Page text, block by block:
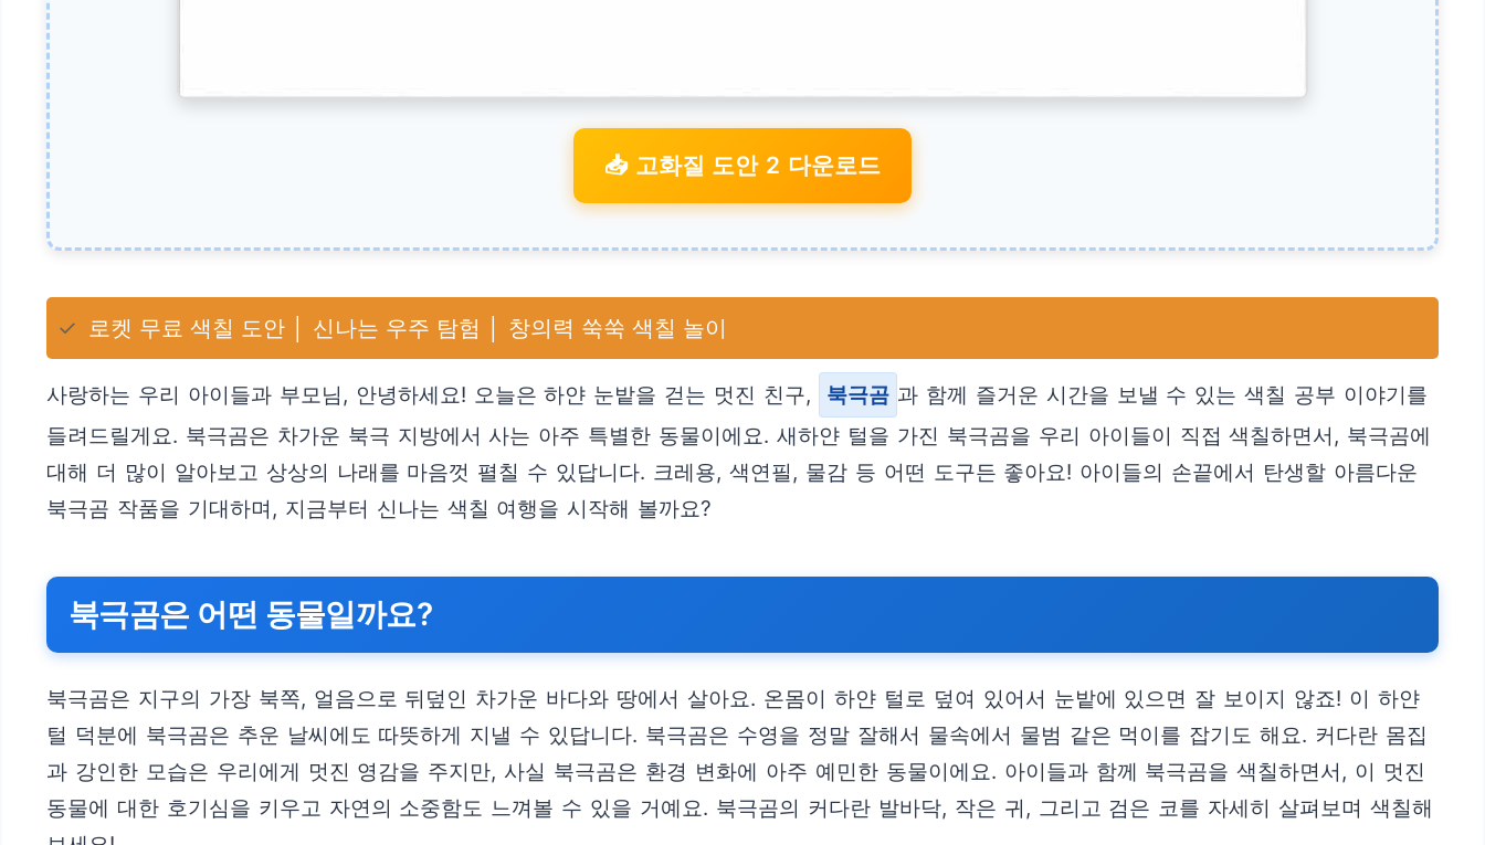
📥 고화질 도안 2 다운로드
✓ 로켓 무료 색칠 도안 │ 신나는 우주 탐험 │ 창의력 쑥쑥 색칠 놀이
사랑하는 우리 아이들과 부모님, 안녕하세요! 오늘은 하얀 눈밭을 걷는 멋진 친구, 북극곰 과 함께 즐거운 시간을 보낼 수 있는 색칠 공부 이야기를
들려드릴게요. 북극곰은 차가운 북극 지방에서 사는 아주 특별한 동물이에요. 새하얀 털을 가진 북극곰을 우리 아이들이 직접 색칠하면서, 북극곰에
대해 더 많이 알아보고 상상의 나래를 마음껏 펼칠 수 있답니다. 크레용, 색연필, 물감 등 어떤 도구든 좋아요! 아이들의 손끝에서 탄생할 아름다운
북극곰 작품을 기대하며, 지금부터 신나는 색칠 여행을 시작해 볼까요?
북극곰은 어떤 동물일까요?
북극곰은 지구의 가장 북쪽, 얼음으로 뒤덮인 차가운 바다와 땅에서 살아요. 온몸이 하얀 털로 덮여 있어서 눈밭에 있으면 잘 보이지 않죠! 이 하얀
털 덕분에 북극곰은 추운 날씨에도 따뜻하게 지낼 수 있답니다. 북극곰은 수영을 정말 잘해서 물속에서 물범 같은 먹이를 잡기도 해요. 커다란 몸집
과 강인한 모습은 우리에게 멋진 영감을 주지만, 사실 북극곰은 환경 변화에 아주 예민한 동물이에요. 아이들과 함께 북극곰을 색칠하면서, 이 멋진
동물에 대한 호기심을 키우고 자연의 소중함도 느껴볼 수 있을 거예요. 북극곰의 커다란 발바닥, 작은 귀, 그리고 검은 코를 자세히 살펴보며 색칠해